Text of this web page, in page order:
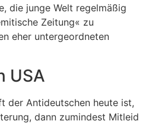
die junge Welt regelmäßig
Zeitung« zu
eher untergeordneten
USA
der Antideutschen heute ist,
dann zumindest Mitleid